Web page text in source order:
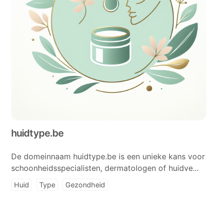
huidtype.be
De domeinnaam huidtype.be is een unieke kans voor
schoonheidsspecialisten, dermatologen of huidve...
Huid Type Gezondheid